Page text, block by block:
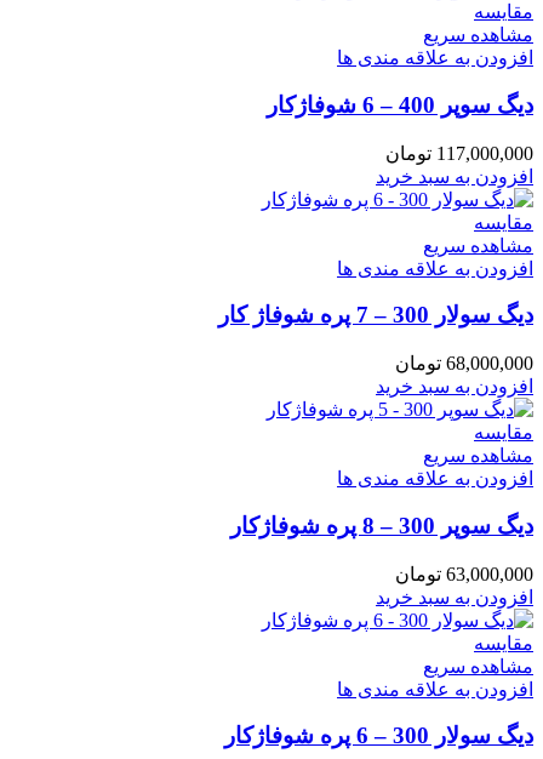
مقایسه
مشاهده سریع
افزودن به علاقه مندی ها
دیگ سوپر 400 – 6 شوفاژکار
117,000,000 تومان
افزودن به سبد خرید
مقایسه
مشاهده سریع
افزودن به علاقه مندی ها
دیگ سولار 300 – 7 پره شوفاژ کار
68,000,000 تومان
افزودن به سبد خرید
مقایسه
مشاهده سریع
افزودن به علاقه مندی ها
دیگ سوپر 300 – 8 پره شوفاژکار
63,000,000 تومان
افزودن به سبد خرید
مقایسه
مشاهده سریع
افزودن به علاقه مندی ها
دیگ سولار 300 – 6 پره شوفاژکار